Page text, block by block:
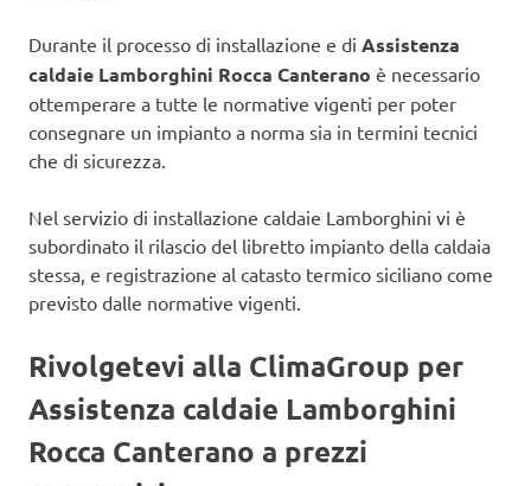
Durante il processo di installazione e di Assistenza
caldaie Lamborghini Rocca Canterano è necessario
ottemperare a tutte le normative vigenti per poter
consegnare un impianto a norma sia in termini tecnici
che di sicurezza.
Nel servizio di installazione caldaie Lamborghini vi è
subordinato il rilascio del libretto impianto della caldaia
stessa, e registrazione al catasto termico siciliano come
previsto dalle normative vigenti.
Rivolgetevi alla ClimaGroup per
Assistenza caldaie Lamborghini
Rocca Canterano a prezzi